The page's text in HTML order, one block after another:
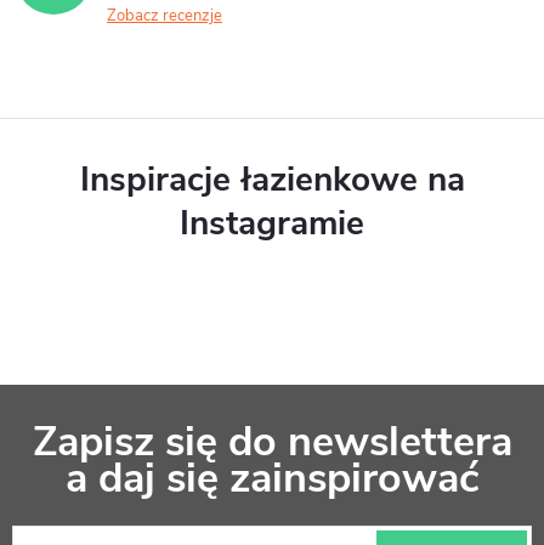
Zobacz recenzje
Inspiracje łazienkowe na
Instagramie
Zapisz się do newslettera
a daj się zainspirować